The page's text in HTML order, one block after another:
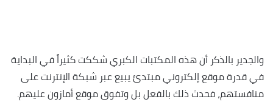
والجدير بالذكر أن هذه المكتبات الكبري شككت كثيراً في البداية
في قدرة موقع إلكتروني مبتدئ يبيع عبر شبكة الإنترنت على
منافستهم، فحدث ذلك بالفعل بل وتفوق موقع أمازون عليهم.